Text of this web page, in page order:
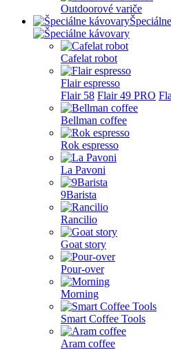
Outdoorové variče
Cafelat robot
Flair espresso
Flair 58 Flair 49 PRO
Bellman coffee
Rok espresso
La Pavoni
9Barista
Rancilio
Goat story
Pour-over
Morning
Smart Coffee Tools
Aram coffee